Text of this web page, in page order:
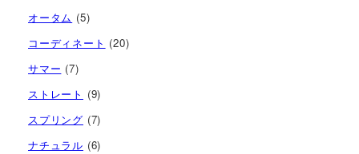
オータム (5)
コーディネート (20)
サマー (7)
ストレート (9)
スプリング (7)
ナチュラル (6)